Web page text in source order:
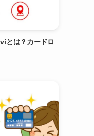
とは？カードロ